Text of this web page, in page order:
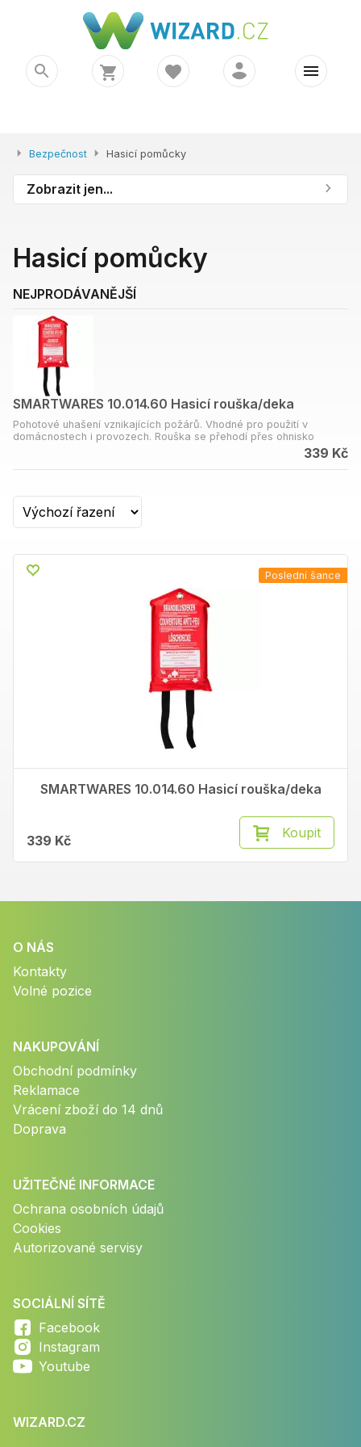
Bezpečnost Hasicí pomůcky
Zobrazit jen...
Hasicí pomůcky
NEJPRODÁVANĚJŠÍ
SMARTWARES 10.014.60 Hasicí rouška/deka
Pohotové uhašení vznikajících požárů. Vhodné pro použití v
domácnostech i provozech. Rouška se přehodí přes ohnisko
požáru nebo na hořící osobu, aby se zamezilo přístupu vzduchu.
Může se také použít k evakuaci osob z ohroženého prostoru.
Rozměr: 1 x 1 m.
339 Kč
SMARTWARES 10.014.60 Hasicí rouška/deka
339 Kč Koupit
Poslední šance
O NÁS
Kontakty
Volné pozice
NAKUPOVÁNÍ
Obchodní podmínky
Reklamace
Vrácení zboží do 14 dnů
Doprava
UŽITEČNÉ INFORMACE
Ochrana osobních údajů
Cookies
Autorizované servisy
SOCIÁLNÍ SÍTĚ
Facebook
Instagram
Youtube
WIZARD.CZ